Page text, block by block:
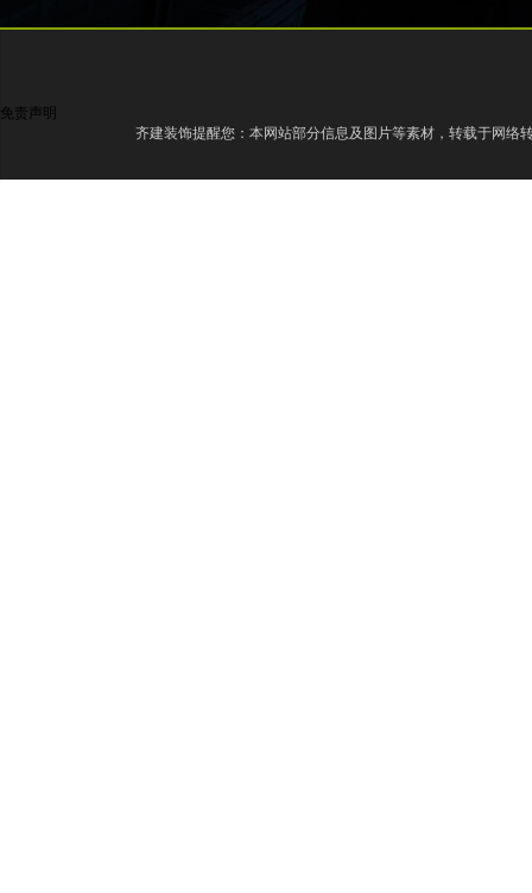
免责声明
齐建装饰提醒您：本网站部分信息及图片等素材，转载于网络